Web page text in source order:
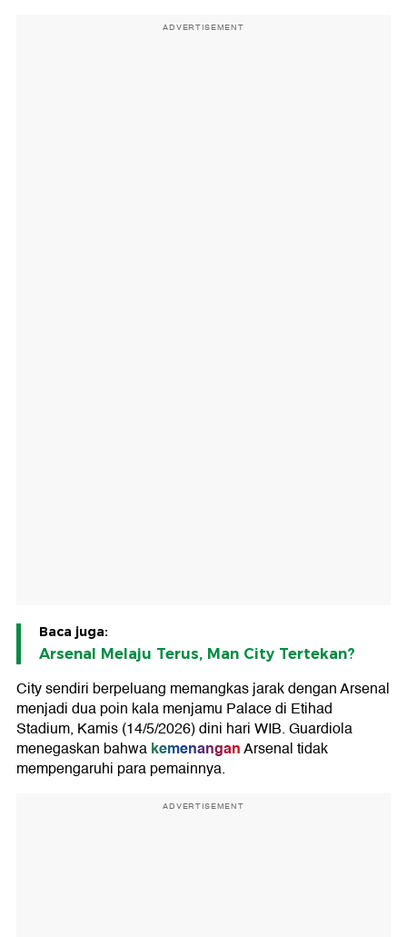
ADVERTISEMENT
Baca juga:
Arsenal Melaju Terus, Man City Tertekan?
City sendiri berpeluang memangkas jarak dengan Arsenal
menjadi dua poin kala menjamu Palace di Etihad
Stadium, Kamis (14/5/2026) dini hari WIB. Guardiola
menegaskan bahwakemenanganArsenal tidak
mempengaruhi para pemainnya.
ADVERTISEMENT